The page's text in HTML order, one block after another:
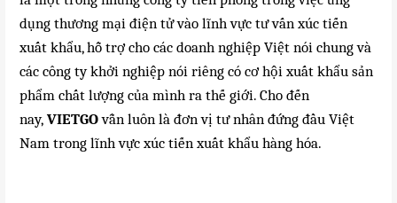
dụng thương mại điện tử vào lĩnh vực tư vấn xúc tiến
xuất khẩu, hỗ trợ cho các doanh nghiệp Việt nói chung và
các công ty khởi nghiệp nói riêng có cơ hội xuất khẩu sản
phẩm chất lượng của mình ra thế giới. Cho đến
nay, VIETGOvẫn luôn là đơn vị tư nhân đứng đầu Việt
Nam trong lĩnh vực xúc tiến xuất khẩu hàng hóa.